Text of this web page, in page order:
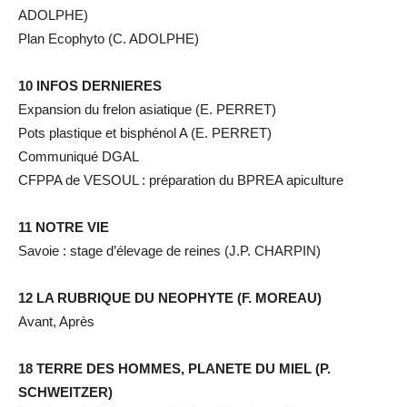
ADOLPHE)
Plan Ecophyto (C. ADOLPHE)
10 INFOS DERNIERES
Expansion du frelon asiatique (E. PERRET)
Pots plastique et bisphénol A (E. PERRET)
Communiqué DGAL
CFPPA de VESOUL : préparation du BPREA apiculture
11 NOTRE VIE
Savoie : stage d’élevage de reines (J.P. CHARPIN)
12 LA RUBRIQUE DU NEOPHYTE (F. MOREAU)
Avant, Après
18 TERRE DES HOMMES, PLANETE DU MIEL (P.
SCHWEITZER)